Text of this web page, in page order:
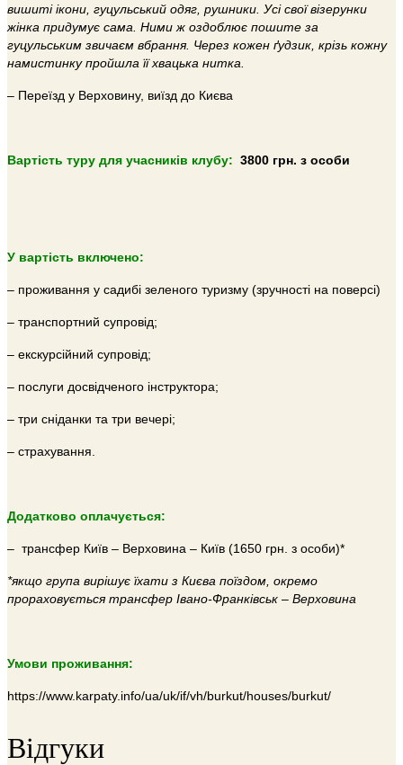
вишиті ікони, гуцульський одяг, рушники. Усі свої візерунки
жінка придумує сама. Ними ж оздоблює пошите за
гуцульським звичаєм вбрання. Через кожен ґудзик, крізь кожну
намистинку пройшла її хвацька нитка.
– Переїзд у Верховину, виїзд до Києва
Вартість туру для учасників клубу: 3800 грн. з особи
У вартість включено:
– проживання у садибі зеленого туризму (зручності на поверсі)
– транспортний супровід;
– екскурсійний супровід;
– послуги досвідченого інструктора;
– три сніданки та три вечері;
– страхування.
Додатково оплачується:
– трансфер Київ – Верховина – Київ (1650 грн. з особи)*
*якщо група вирішує їхати з Києва поїздом, окремо
прораховується трансфер Івано-Франківськ – Верховина
Умови проживання:
https://www.karpaty.info/ua/uk/if/vh/burkut/houses/burkut/
Відгуки